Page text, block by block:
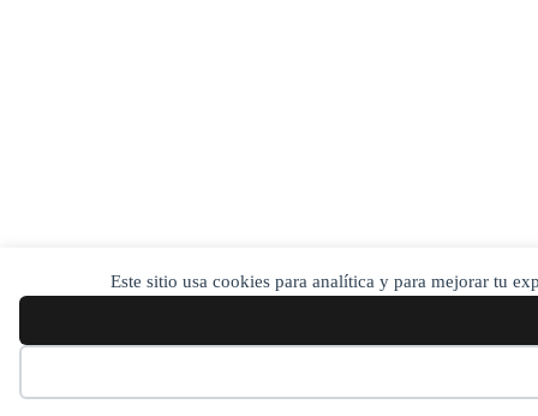
Este sitio usa cookies para analítica y para mejorar tu